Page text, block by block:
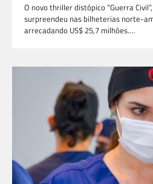
O novo thriller distópico “Guerra
surpreendeu nas bilheterias norte-
arrecadando US$ 25,7 milhões.…